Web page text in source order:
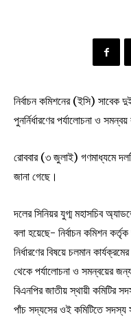
নির্বাচন কমিশনের (ইসি) সাবেক
পুনর্নির্ধারণের পর্যালোচনা ও
রোববার (৩ জুলাই) গণমাধ্যমে
জানা গেছে।
দলের সিনিয়র যুগ্ম মহাসচিব
বলা হয়েছে- নির্বাচন কমিশন কর্তৃক
নির্ধারণের বিষয়ে চলমান
থেকে পর্যালোচনা ও সমন্বয়ের
বিএনপির জাতীয় স্থায়ী
পাঁচ সদ্যসের ওই কমিটিতে